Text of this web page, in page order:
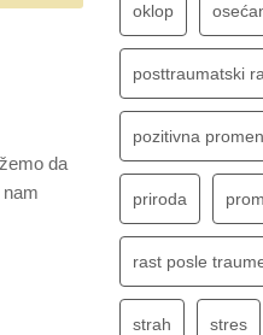
da
oklop
posttraumatski
pozitivna
priroda
rast posle
strah stres